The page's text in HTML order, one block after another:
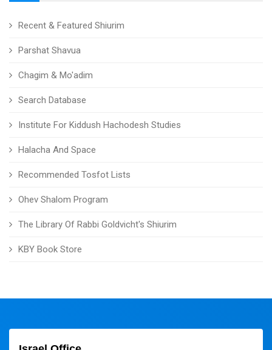
Recent & Featured Shiurim
Parshat Shavua
Chagim & Mo'adim
Search Database
Institute For Kiddush Hachodesh Studies
Halacha And Space
Recommended Tosfot Lists
Ohev Shalom Program
The Library Of Rabbi Goldvicht's Shiurim
KBY Book Store